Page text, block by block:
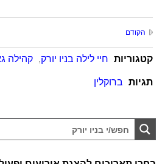
הקודם
קטגוריות חיי לילה בניו יורק, קהילה
תגיות ברוקלין